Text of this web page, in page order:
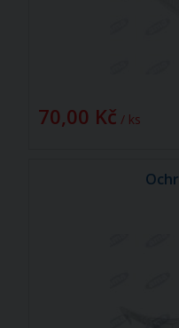
70,00 Kč / ks